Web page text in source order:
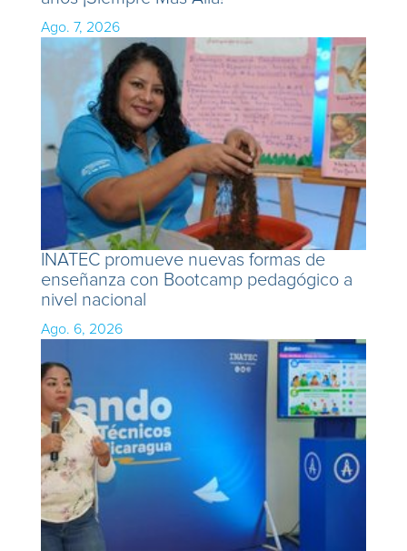
Ago. 7, 2026
INATEC promueve nuevas formas de
enseñanza con Bootcamp pedagógico a
nivel nacional
Ago. 6, 2026